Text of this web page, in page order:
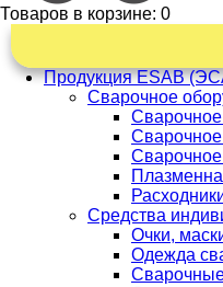
Товаров в корзине: 0
Продукция ESAB
Сварочное
Средства
Очки,
Одежда